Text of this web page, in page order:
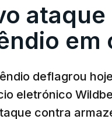
em
deflagrou
eletrónico
contra